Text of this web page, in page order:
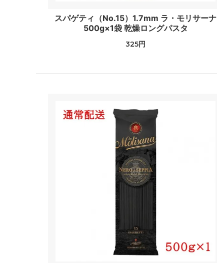
スパゲティ（No.15）1.7mm ラ・モリサーナ
500g×1袋 乾燥ロングパスタ
325円